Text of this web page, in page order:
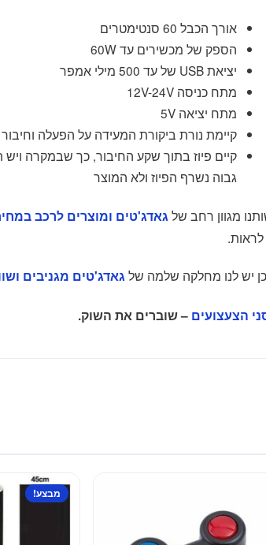
אורך הכבל 60 סנטימטרים
הספק של מכשירים עד 60W
יציאת USB של עד 500 מילי אמפר
מתח כניסה 12V-24V
מתח יציאה 5V
קיימת נורת ביקורת המעידה על הפעלה
קיים פיוז בתוך שקע החיבור, כך שבמקרה
גבוה נשרף הפיוז ולא המוצר
מגוון רחב שלגאדג'טים ומוצרים לרכב
יש לנו מחלקה שלמה שלגאדג'טים מגניבים
הצעצועים – שוברים את השוק.
מבצע!